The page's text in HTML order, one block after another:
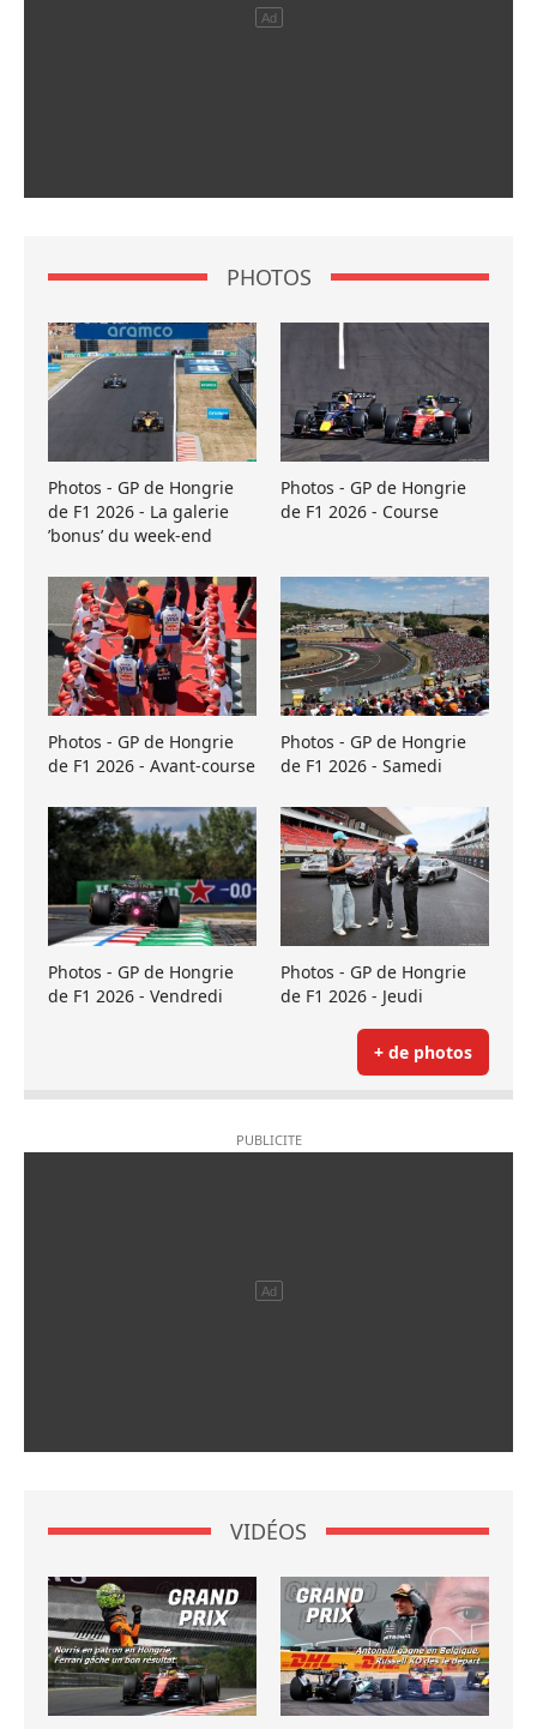
PHOTOS
Photos - GP de Hongrie
de F1 2026 - La galerie
’bonus’ du week-end
Photos - GP de Hongrie
de F1 2026 - Course
Photos - GP de Hongrie
de F1 2026 - Avant-course
Photos - GP de Hongrie
de F1 2026 - Samedi
Photos - GP de Hongrie
de F1 2026 - Vendredi
Photos - GP de Hongrie
de F1 2026 - Jeudi
+ de photos
VIDÉOS